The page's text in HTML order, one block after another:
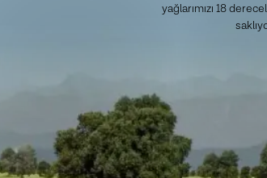
yağlarımızı 18